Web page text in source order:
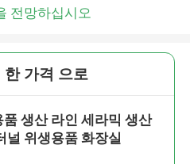
전망하십시오
한 가격 으로
품 생산 라인 세라믹 생산
널 위생용품 화장실